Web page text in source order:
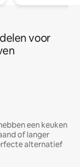
voor
een keuken
of langer
alternatief